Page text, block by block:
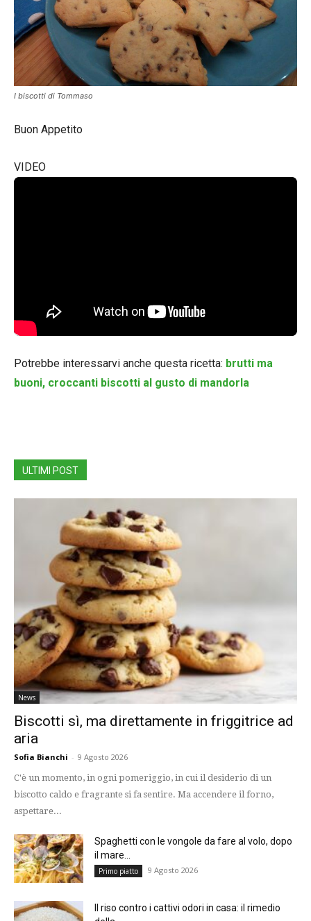
I biscotti di Tommaso
Buon Appetito
VIDEO
Potrebbe interessarvi anche questa ricetta: brutti ma
buoni, croccanti biscotti al gusto di mandorla
ULTIMI POST
News
Biscotti sì, ma direttamente in friggitrice ad
aria
Sofia Bianchi - 9 Agosto 2026
C'è un momento, in ogni pomeriggio, in cui il desiderio di un
biscotto caldo e fragrante si fa sentire. Ma accendere il forno,
aspettare...
Spaghetti con le vongole da fare al volo, dopo
il mare...
Primo piatto 9 Agosto 2026
Il riso contro i cattivi odori in casa: il rimedio